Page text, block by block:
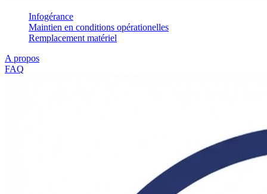
Infogérance
Maintien en conditions opérationelles
Remplacement matériel
A propos
FAQ